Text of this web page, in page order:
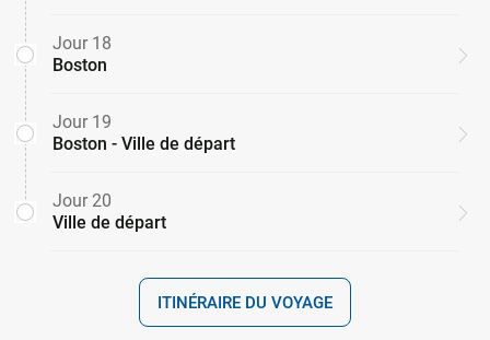
Jour 18
Boston
Jour 19
Boston - Ville de départ
Jour 20
Ville de départ
ITINÉRAIRE DU VOYAGE